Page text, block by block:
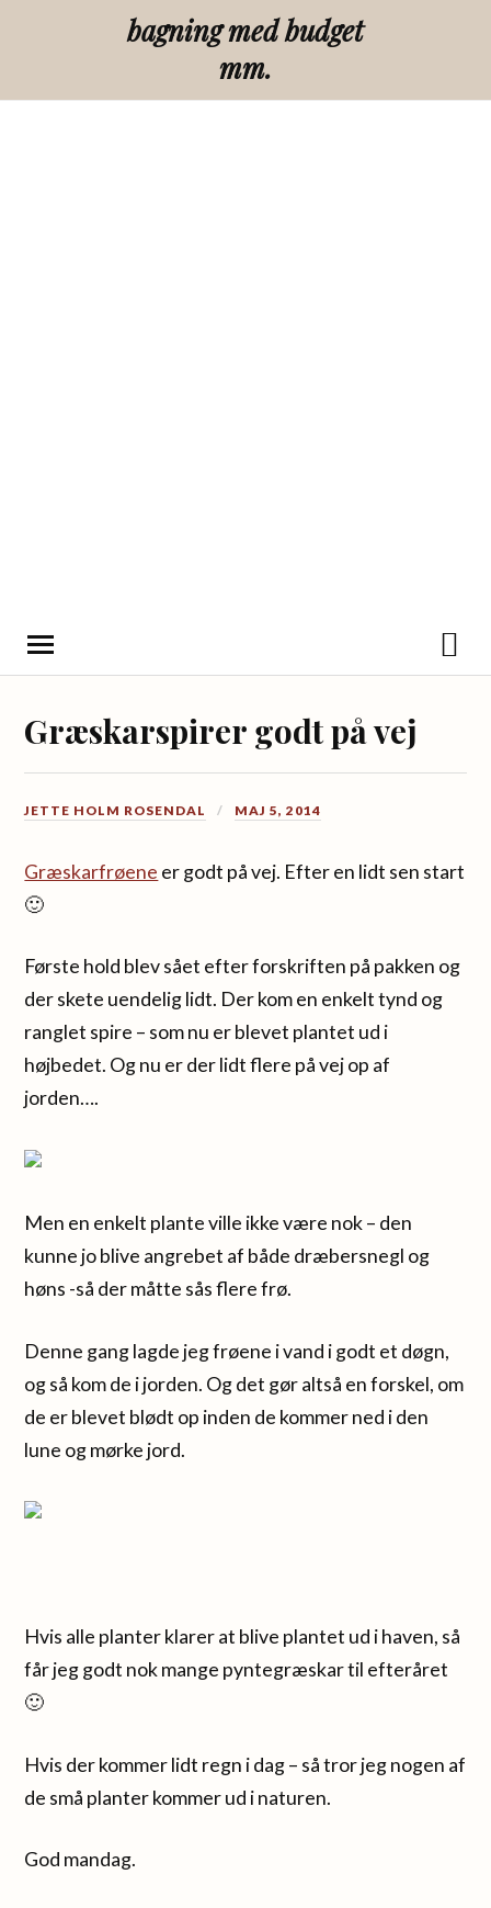
bagning med budget
mm.
Græskarspirer godt på vej
JETTE HOLM ROSENDAL MAJ 5, 2014
Græskarfrøene er godt på vej. Efter en lidt sen start
🙂
Første hold blev sået efter forskriften på pakken og
der skete uendelig lidt. Der kom en enkelt tynd og
ranglet spire – som nu er blevet plantet ud i
højbedet. Og nu er der lidt flere på vej op af
jorden….
Men en enkelt plante ville ikke være nok – den
kunne jo blive angrebet af både dræbersnegl og
høns -så der måtte sås flere frø.
Denne gang lagde jeg frøene i vand i godt et døgn,
og så kom de i jorden. Og det gør altså en forskel, om
de er blevet blødt op inden de kommer ned i den
lune og mørke jord.
Hvis alle planter klarer at blive plantet ud i haven, så
får jeg godt nok mange pyntegræskar til efteråret
🙂
Hvis der kommer lidt regn i dag – så tror jeg nogen af
de små planter kommer ud i naturen.
God mandag.